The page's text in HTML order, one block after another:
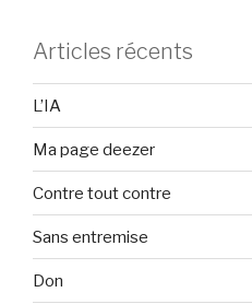
Articles récents
L’IA
Ma page deezer
Contre tout contre
Sans entremise
Don